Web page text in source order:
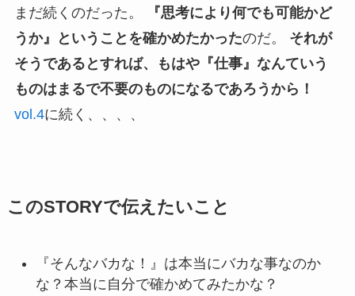
まだ続くのだった。
『思考により何でも可能かど
うか』ということを確かめたかったのだ。 それが
そうであるとすれば、もはや『仕事』なんていう
ものはまるで不要のものになるであろうから！
vol.4に続く、、、、
このSTORYで伝えたいこと
『そんなバカな！』は本当にバカな事なのか
な？本当に自分で確かめてみたかな？